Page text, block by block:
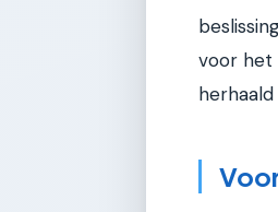
voor het